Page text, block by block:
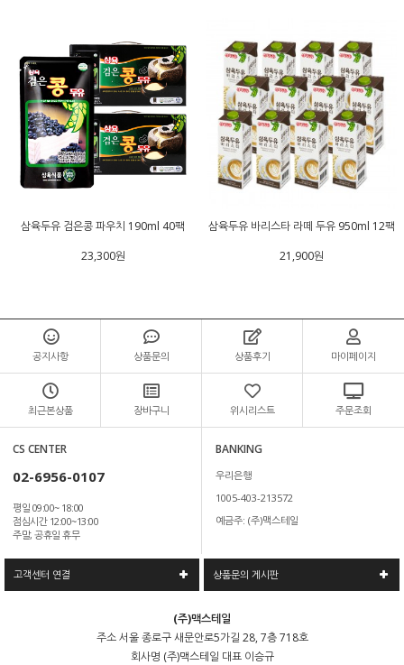
삼육두유 검은콩 파우치 190ml 40팩
23,300원
삼육두유 바리스타 라떼 두유 950ml 12팩
21,900원
공지사항 상품문의 상품후기 마이페이지
최근본상품 장바구니 위시리스트 주문조회
CS CENTER
02-6956-0107
평일 09:00~ 18:00
점심시간 12:00~13:00
주말, 공휴일 휴무
BANKING
우리은행
1005-403-213572
예금주: (주)맥스테일
고객센터 연결 상품문의 게시판
(주)맥스테일
주소서울 종로구 새문안로5가길 28, 7층 718호
회사명 (주)맥스테일 대표이승규